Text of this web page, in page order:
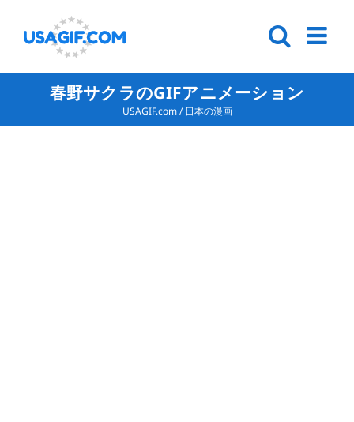
春野サクラのGIFアニメーション
USAGIF.com/ 日本の漫画